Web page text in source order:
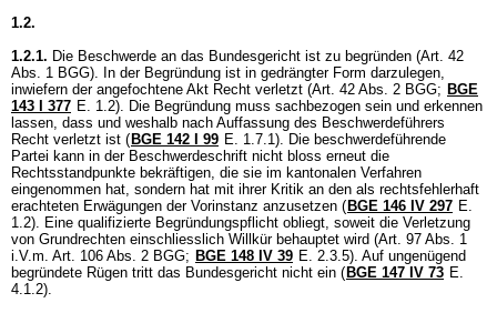
1.2.
1.2.1. Die Beschwerde an das Bundesgericht ist zu begründen (Art. 42
Abs. 1 BGG). In der Begründung ist in gedrängter Form darzulegen,
inwiefern der angefochtene Akt Recht verletzt (Art. 42 Abs. 2 BGG; BGE
143 I 377 E. 1.2). Die Begründung muss sachbezogen sein und erkennen
lassen, dass und weshalb nach Auffassung des Beschwerdeführers
Recht verletzt ist ( BGE 142 I 99 E. 1.7.1). Die beschwerdeführende
Partei kann in der Beschwerdeschrift nicht bloss erneut die
Rechtsstandpunkte bekräftigen, die sie im kantonalen Verfahren
eingenommen hat, sondern hat mit ihrer Kritik an den als rechtsfehlerhaft
erachteten Erwägungen der Vorinstanz anzusetzen ( BGE 146 IV 297 E.
1.2). Eine qualifizierte Begründungspflicht obliegt, soweit die Verletzung
von Grundrechten einschliesslich Willkür behauptet wird (Art. 97 Abs. 1
i.V.m. Art. 106 Abs. 2 BGG; BGE 148 IV 39 E. 2.3.5). Auf ungenügend
begründete Rügen tritt das Bundesgericht nicht ein ( BGE 147 IV 73 E.
4.1.2).